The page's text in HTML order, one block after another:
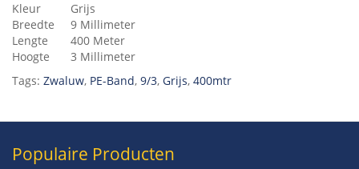
Kleur
Grijs
Breedte
9 Millimeter
Lengte
400 Meter
Hoogte
3 Millimeter
Tags: Zwaluw, PE-Band, 9/3, Grijs, 400mtr
Populaire Producten